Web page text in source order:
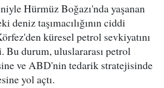
Hürmüz Boğazı'nda yaşanan
deniz taşımacılığının ciddi
küresel petrol sevkiyatını
durum, uluslararası petrol
ve ABD'nin tedarik stratejisinde
yol açtı.